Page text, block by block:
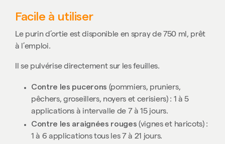
Facile à utiliser
Le purin d’ortie est disponible en spray de 750 ml, prêt
à l’emploi.
Il se pulvérise directement sur les feuilles.
Contre les pucerons (pommiers, pruniers,
pêchers, groseillers, noyers et cerisiers) : 1 à 5
applications à intervalle de 7 à 15 jours.
Contre les araignées rouges(vignes et haricots) :
1 à 6 applications tous les 7 à 21 jours.